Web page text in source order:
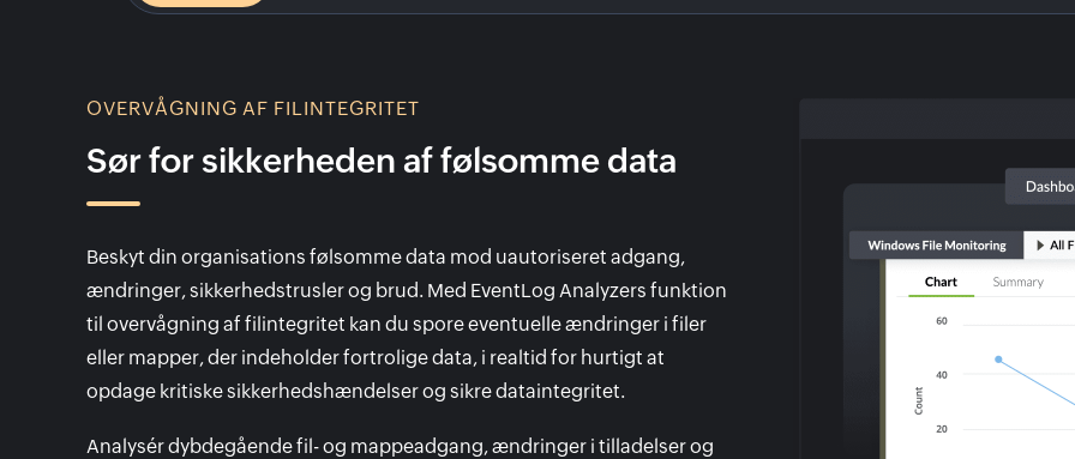
OVERVÅGNING AF FILINTEGRITET
Sør for sikkerheden af følsomme data
Beskyt din organisations følsomme data mod uautoriseret adgang,
ændringer, sikkerhedstrusler og brud. Med EventLog Analyzers funktion
til overvågning af filintegritet kan du spore eventuelle ændringer i filer
eller mapper, der indeholder fortrolige data, i realtid for hurtigt at
opdage kritiske sikkerhedshændelser og sikre dataintegritet.
Analysér dybdegående fil- og mappeadgang, ændringer i tilladelser og